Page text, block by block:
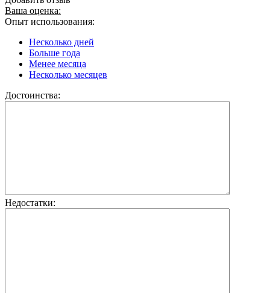
Ваша оценка:
Опыт использования:
Несколько дней
Больше года
Менее месяца
Несколько месяцев
Достоинства:
Недостатки: